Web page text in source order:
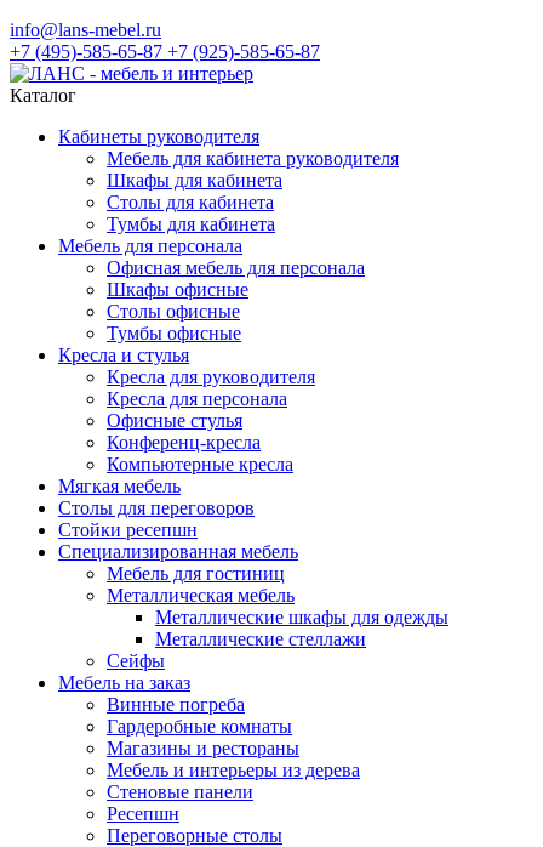
info@lans-mebel.ru
+7 (495)-585-65-87 +7 (925)-585-65-87
Каталог
Кабинеты руководителя
Мебель для кабинета руководителя
Шкафы для кабинета
Столы для кабинета
Тумбы для кабинета
Мебель для персонала
Офисная мебель для персонала
Шкафы офисные
Столы офисные
Тумбы офисные
Кресла и стулья
Кресла для руководителя
Кресла для персонала
Офисные стулья
Конференц-кресла
Компьютерные кресла
Мягкая мебель
Столы для переговоров
Стойки ресепшн
Специализированная мебель
Мебель для гостиниц
Металлическая мебель
Металлические шкафы для одежды
Металлические стеллажи
Сейфы
Мебель на заказ
Винные погреба
Гардеробные комнаты
Магазины и рестораны
Мебель и интерьеры из дерева
Стеновые панели
Ресепшн
Переговорные столы